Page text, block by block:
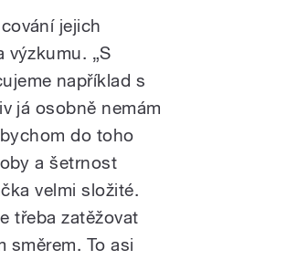
jejich
výzkumu. „S
například s
já osobně nemám
do toho
a šetrnost
velmi složité.
třeba zatěžovat
směrem. To asi